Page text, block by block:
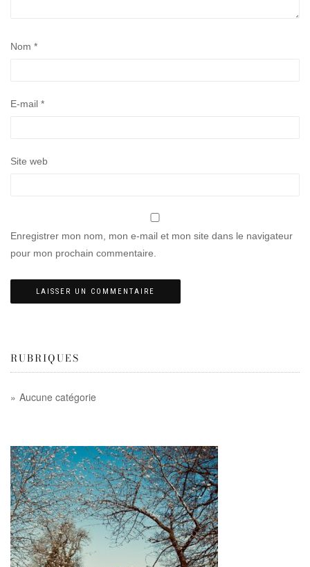
Nom *
E-mail *
Site web
Enregistrer mon nom, mon e-mail et mon site dans le navigateur
pour mon prochain commentaire.
RUBRIQUES
Aucune catégorie